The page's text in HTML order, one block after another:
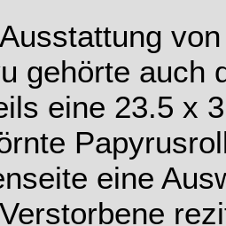
gehörte auch
eine 23.5 x
eine